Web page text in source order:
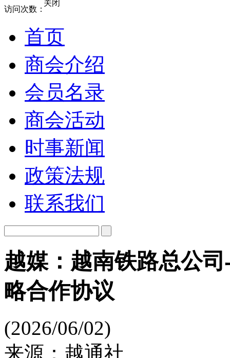
访问次数：
首页
商会介绍
会员名录
商会活动
时事新闻
政策法规
联系我们
越媒：越南铁路总公
略合作协议
(2026/06/02)
来源：越通社
关闭